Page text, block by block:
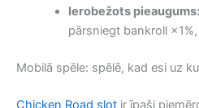
Ierobežots pieaugums:
pārsniegt bankroll
Mobilā spēle: spēlē, kad esi uz
Chicken Road slot ir īpaši